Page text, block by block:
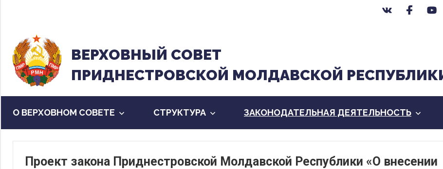
содержанию
ВЕРХОВНЫЙ CОВЕТ
ПРИДНЕСТРОВСКОЙ МОЛДАВСКОЙ
О ВЕРХОВНОМ СОВЕТЕ CТРУКТУРА ЗАКОНОДАТЕЛЬНАЯ ДЕЯТЕЛЬНОСТЬ
Проект закона Приднестровской Молдавской Республики «О внесении